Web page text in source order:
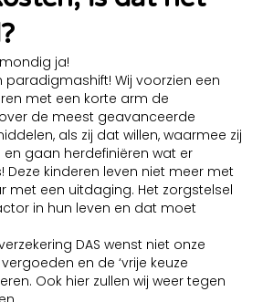
ja!
paradigmashift! Wij voorzien een
met een korte arm de
de meest geavanceerde
als zij dat willen, waarmee zij
gaan herdefiniëren wat er
Deze kinderen leven niet meer met
met een uitdaging. Het zorgstelsel
in hun leven en dat moet
DAS wenst niet onze
en de ‘vrije keuze
Ook hier zullen wij weer tegen